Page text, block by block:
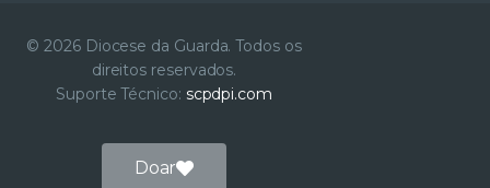
© 2026 Diocese da Guarda. Todos os
direitos reservados.
Suporte Técnico: scpdpi.com
Doar